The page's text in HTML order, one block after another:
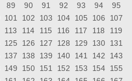
89 90 91 92 93 94
95
101 102 103 104 105 106
107
113 114 115 116 117 118
119
125 126 127 128 129 130
131
137 138 139 140 141 142
143
149 150 151 152 153 154
155